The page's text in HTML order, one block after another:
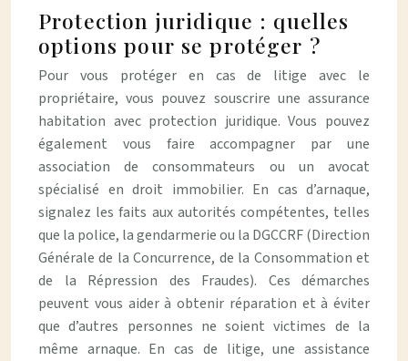
Protection juridique : quelles
options pour se protéger ?
Pour vous protéger en cas de litige avec le
propriétaire, vous pouvez souscrire une assurance
habitation avec protection juridique. Vous pouvez
également vous faire accompagner par une
association de consommateurs ou un avocat
spécialisé en droit immobilier. En cas d’arnaque,
signalez les faits aux autorités compétentes, telles
que la police, la gendarmerie ou la DGCCRF (Direction
Générale de la Concurrence, de la Consommation et
de la Répression des Fraudes). Ces démarches
peuvent vous aider à obtenir réparation et à éviter
que d’autres personnes ne soient victimes de la
même arnaque. En cas de litige, une assistance